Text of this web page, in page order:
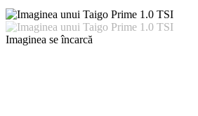
Imaginea se încarcă